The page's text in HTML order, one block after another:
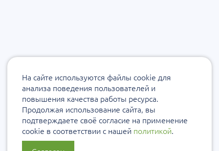
На сайте используются файлы cookie для
анализа поведения пользователей и
повышения качества работы ресурса.
Продолжая использование сайта, вы
подтверждаете своё согласие на применение
cookie в соответствии с нашей политикой.